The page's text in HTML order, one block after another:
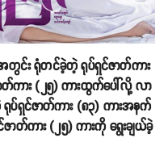
င်း ရုံတင်ခဲ့တဲ့ ရုပ်ရှင်ဇာတ်ကား
ာတ်ကား (၂၅) ကားထွက်ပေါ်လို့ လာ
ရုပ်ရှင်ဇာတ်ကား (၈၃) ကားအနက်
ကား (၂၅) ကားကို ရွေးချယ်ခဲ့